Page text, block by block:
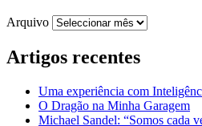
Arquivo
Artigos recentes
Uma experiência com
O Dragão na Minha Garagem
Michael Sandel: “Somos cada